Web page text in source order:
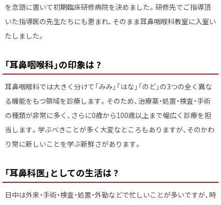
を念頭に置いて初期臨床研修病院を決めました。研修先でご指導頂
いた指導医の先生たちにも恵まれ、そのまま耳鼻咽喉科教室に入室い
たしました。
「耳鼻咽喉科」の印象は ?
耳鼻咽喉科では大きく分けて「みみ」「はな」「のど」の3つの全く異な
る機能をもつ領域を診療します。そのため、治療薬・処置・検査・手術
の種類が非常に多く、さらに0歳から100歳以上まで幅広く診療を担
当します。学ぶべきことが多く大変なところもありますが、そのかわ
り常に新しいことを学ぶ新鮮さがあります。
「耳鼻科医」としての生活は ?
日中は外来・手術・検査・処置・外勤などで忙しいことが多いですが、時